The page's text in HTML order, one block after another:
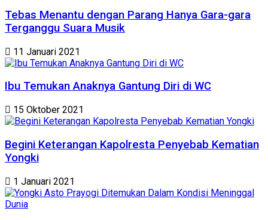
Tebas Menantu dengan Parang Hanya Gara-gara
Terganggu Suara Musik
11 Januari 2021
Ibu Temukan Anaknya Gantung Diri di WC
15 Oktober 2021
Begini Keterangan Kapolresta Penyebab Kematian
Yongki
1 Januari 2021